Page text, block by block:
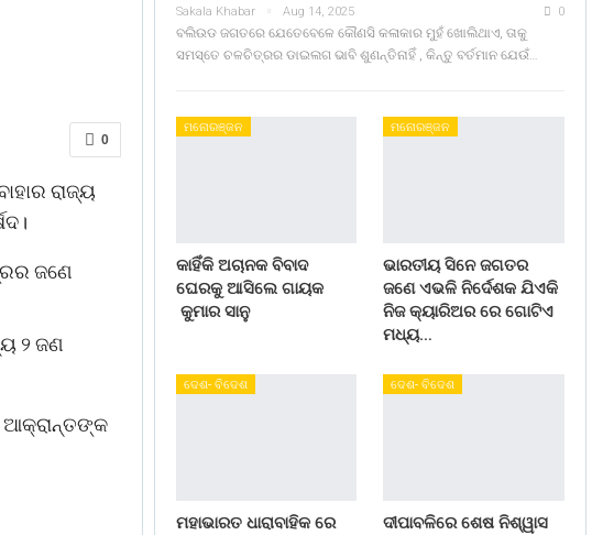
0
ରାଜ୍ୟ
ଜଣେ
୨ ଜଣ
ଆକ୍ରାନ୍ତଙ୍କ
Sakala Khabar Aug 14, 2025 0
ବଲିଉଡ ଜଗତରେ ଯେତେବେଳେ କୌଣସି କଳାକାର ମୁହଁ ଖୋଲିଥାଏ, ତାକୁ
ସମସ୍ତେ ଚଳଚିତ୍ରର ଡାଇଲଗ ଭାବି ଶୁଣନ୍ତିନାହିଁ , କିନ୍ତୁ ବର୍ତମାନ ଯେଉଁ…
ମନୋରଞ୍ଜନ
କାହିଁକି ଅଚାନକ ବିବାଦ
ଘେରକୁ ଆସିଲେ ଗାୟକ
କୁମାର ସାନୁ
ମନୋରଞ୍ଜନ
ଭାରତୀୟ ସିନେ ଜଗତର
ଜଣେ ଏଭଳି ନିର୍ଦେଶକ ଯିଏକି
ନିଜ କ୍ୟାରିଅର ରେ ଗୋଟିଏ
ମଧ୍ୟ…
ଦେଶ- ବିଦେଶ
ମହାଭାରତ ଧାରାବାହିକ ରେ
ଦେଶ- ବିଦେଶ
ଦୀପାବଳିରେ ଶେଷ ନିଶ୍ୱାସ